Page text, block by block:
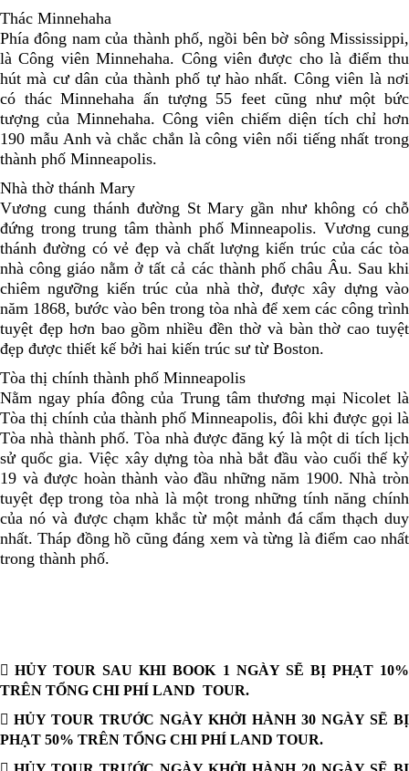
Thác Minnehaha
Phía đông nam của thành phố, ngồi bên bờ sông Mississippi,
là Công viên Minnehaha. Công viên được cho là điểm thu
hút mà cư dân của thành phố tự hào nhất. Công viên là nơi
có thác Minnehaha ấn tượng 55 feet cũng như một bức
tượng của Minnehaha. Công viên chiếm diện tích chỉ hơn
190 mẫu Anh và chắc chắn là công viên nổi tiếng nhất trong
thành phố Minneapolis.
Nhà thờ thánh Mary
Vương cung thánh đường St Mary gần như không có chỗ
đứng trong trung tâm thành phố Minneapolis. Vương cung
thánh đường có vẻ đẹp và chất lượng kiến ​​trúc của các tòa
nhà công giáo nằm ở tất cả các thành phố châu Âu. Sau khi
chiêm ngưỡng kiến ​​trúc của nhà thờ, được xây dựng vào
năm 1868, bước vào bên trong tòa nhà để xem các công trình
tuyệt đẹp hơn bao gồm nhiều đền thờ và bàn thờ cao tuyệt
đẹp được thiết kế bởi hai kiến ​​trúc sư từ Boston.
Tòa thị chính thành phố Minneapolis
Nằm ngay phía đông của Trung tâm thương mại Nicolet là
Tòa thị chính của thành phố Minneapolis, đôi khi được gọi là
Tòa nhà thành phố. Tòa nhà được đăng ký là một di tích lịch
sử quốc gia. Việc xây dựng tòa nhà bắt đầu vào cuối thế kỷ
19 và được hoàn thành vào đầu những năm 1900. Nhà tròn
tuyệt đẹp trong tòa nhà là một trong những tính năng chính
của nó và được chạm khắc từ một mảnh đá cẩm thạch duy
nhất. Tháp đồng hồ cũng đáng xem và từng là điểm cao nhất
trong thành phố.
 HỦY TOUR SAU KHI BOOK 1 NGÀY SẼ BỊ PHẠT 10%
TRÊN TỔNG CHI PHÍ LAND TOUR.
 HỦY TOUR TRƯỚC NGÀY KHỞI HÀNH 30 NGÀY SẼ BỊ
PHẠT 50% TRÊN TỔNG CHI PHÍ LAND TOUR.